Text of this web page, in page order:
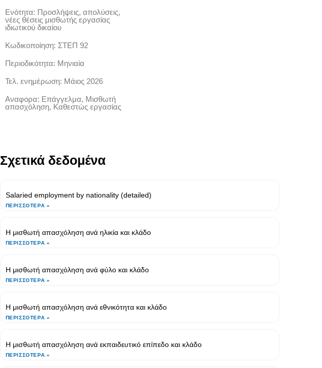
Ενότητα: Προσλήψεις, απολύσεις,
νέες θέσεις μισθωτής εργασίας
ιδιωτικού δικαίου
Κωδικοποίηση: ΣΤΕΠ 92
Περιοδικότητα: Μηνιαία
Τελ. ενημέρωση: Μάιος 2026
Αναφορα: Επάγγελμα, Μισθωτή
απασχόληση, Καθεστώς εργασίας
Σχετικά δεδομένα
Salaried employment by nationality (detailed)
ΠΕΡΙΣΣΌΤΕΡΑ »
Η μισθωτή απασχόληση ανά ηλικία και κλάδο
ΠΕΡΙΣΣΌΤΕΡΑ »
Η μισθωτή απασχόληση ανά φύλο και κλάδο
ΠΕΡΙΣΣΌΤΕΡΑ »
Η μισθωτή απασχόληση ανά εθνικότητα και κλάδο
ΠΕΡΙΣΣΌΤΕΡΑ »
Η μισθωτή απασχόληση ανά εκπαιδευτικό επίπεδο και κλάδο
ΠΕΡΙΣΣΌΤΕΡΑ »